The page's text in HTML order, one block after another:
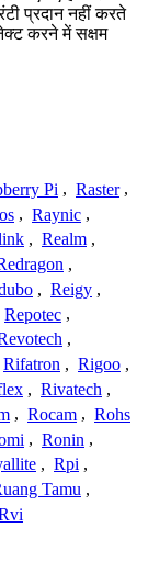
प्रदान नहीं करते
करने में सक्षम
Pi , Raster ,
, Raynic ,
, Realm ,
,
, Reigy ,
Repotec ,
,
Rifatron , Rigoo ,
, Rivatech ,
, Rocam , Rohs
, Ronin ,
, Rpi ,
Tamu ,